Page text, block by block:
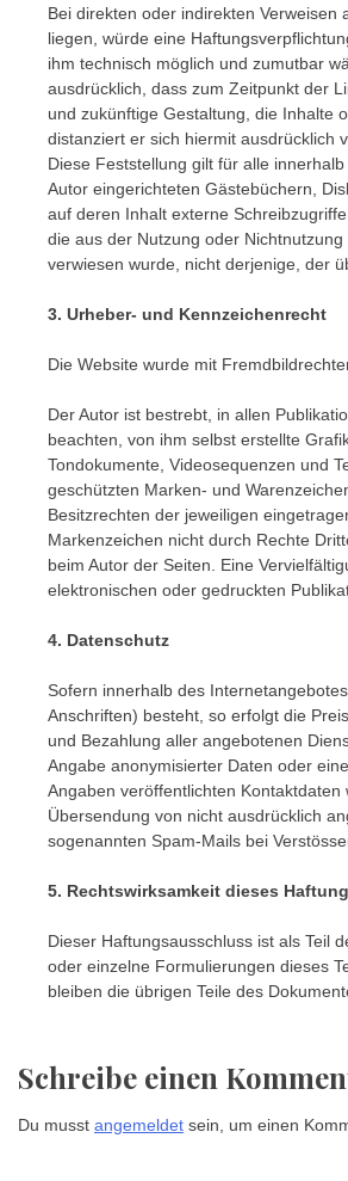
Bei direkten oder indirekten Verweisen
liegen, würde eine
ihm technisch möglich und zumutbar
ausdrücklich, dass zum Zeitpunkt der
und zukünftige Gestaltung, die Inhalte
distanziert er sich hiermit ausdrücklich
Diese Feststellung gilt für alle
Autor eingerichteten Gästebüchern,
auf deren Inhalt externe
die aus der Nutzung oder
verwiesen wurde, nicht derjenige, der
3. Urheber- und Kennzeichenrecht
Die Website wurde mit
Der Autor ist bestrebt, in allen
beachten, von ihm selbst erstellte
Tondokumente, Videosequenzen und
geschützten Marken- und
Besitzrechten der jeweiligen
Markenzeichen nicht durch Rechte
beim Autor der Seiten. Eine
elektronischen oder gedruckten
4. Datenschutz
Sofern innerhalb des
Anschriften) besteht, so erfolgt die
und Bezahlung aller angebotenen
Angabe anonymisierter Daten oder
Angaben veröffentlichten
Übersendung von nicht ausdrücklich
sogenannten Spam-Mails bei
5. Rechtswirksamkeit dieses
Dieser Haftungsausschluss ist als Teil
oder einzelne Formulierungen dieses
bleiben die übrigen Teile des
Schreibe einen
Du musst angemeldet sein, um einen